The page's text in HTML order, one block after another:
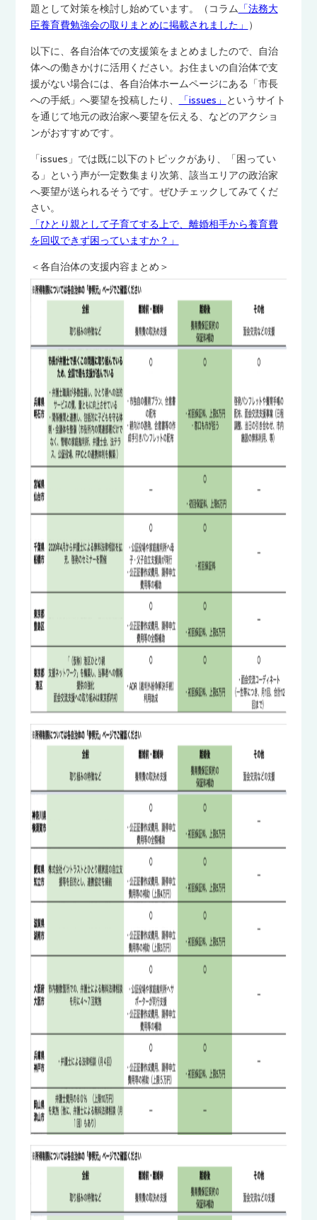
題として対策を検討し始めています。（コラム 「法務大
臣養育費勉強会の取りまとめに掲載されました」 ）
以下に、各自治体での支援策をまとめましたので、自治
体への働きかけに活用ください。お住まいの自治体で支
援がない場合には、各自治体ホームページにある「市長
への手紙」へ要望を投稿したり、
「issues」 というサイト
を通じて地元の政治家へ要望を伝える、などのアクショ
ンがおすすめです。
「issues」では既に以下のトピックがあり、「困ってい
る」という声が一定数集まり次第、該当エリアの政治家
へ要望が送られるそうです。ぜひチェックしてみてくだ
さい。
「ひとり親として子育てする上で、離婚相手から養育費
を回収できず困っていますか？」
＜各自治体の支援内容まとめ＞